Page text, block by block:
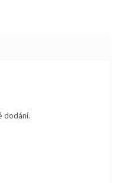
z 5 hvězdiček.
dodání.
z 5 hvězdiček.